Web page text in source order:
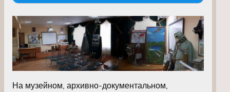
На музейном, архивно-документальном,